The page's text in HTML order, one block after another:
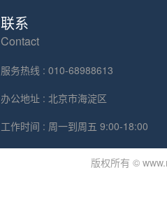
联系
Contact
服务热线 : 010-68988613
办公地址 : 北京市海淀区
工作时间 : 周一到周五 9:00-18:00
版权所有 ©